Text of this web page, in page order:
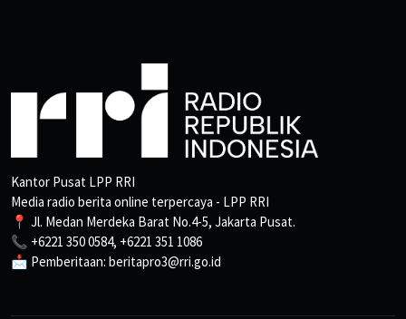
Kantor Pusat LPP RRI
Media radio berita online terpercaya - LPP RRI
📍 Jl. Medan Merdeka Barat No.4-5, Jakarta Pusat.
📞 +6221 350 0584, +6221 351 1086
📩 Pemberitaan: beritapro3@rri.go.id